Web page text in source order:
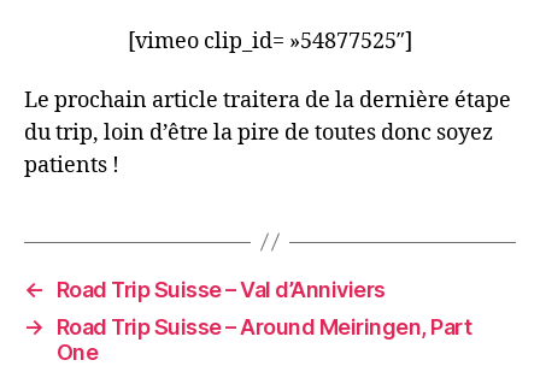
[vimeo clip_id= »54877525″]
Le prochain article traitera de la dernière étape
du trip, loin d’être la pire de toutes donc soyez
patients !
←
Road Trip Suisse – Val d’Anniviers
→
Road Trip Suisse – Around Meiringen, Part
One